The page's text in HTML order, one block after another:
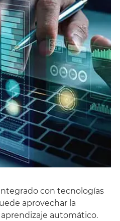
con tecnologías
aprovechar la
automático.